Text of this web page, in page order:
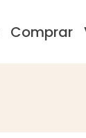
Comprar